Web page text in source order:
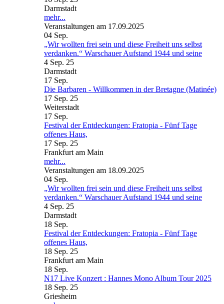
Darmstadt
mehr...
Veranstaltungen am 17.09.2025
04 Sep.
„Wir wollten frei sein und diese Freiheit uns selbst
verdanken.“ Warschauer Aufstand 1944 und seine
4 Sep. 25
Darmstadt
17 Sep.
Die Barbaren - Willkommen in der Bretagne (Matinée)
17 Sep. 25
Weiterstadt
17 Sep.
Festival der Entdeckungen: Fratopia - Fünf Tage
offenes Haus,
17 Sep. 25
Frankfurt am Main
mehr...
Veranstaltungen am 18.09.2025
04 Sep.
„Wir wollten frei sein und diese Freiheit uns selbst
verdanken.“ Warschauer Aufstand 1944 und seine
4 Sep. 25
Darmstadt
18 Sep.
Festival der Entdeckungen: Fratopia - Fünf Tage
offenes Haus,
18 Sep. 25
Frankfurt am Main
18 Sep.
N17 Live Konzert : Hannes Mono Album Tour 2025
18 Sep. 25
Griesheim